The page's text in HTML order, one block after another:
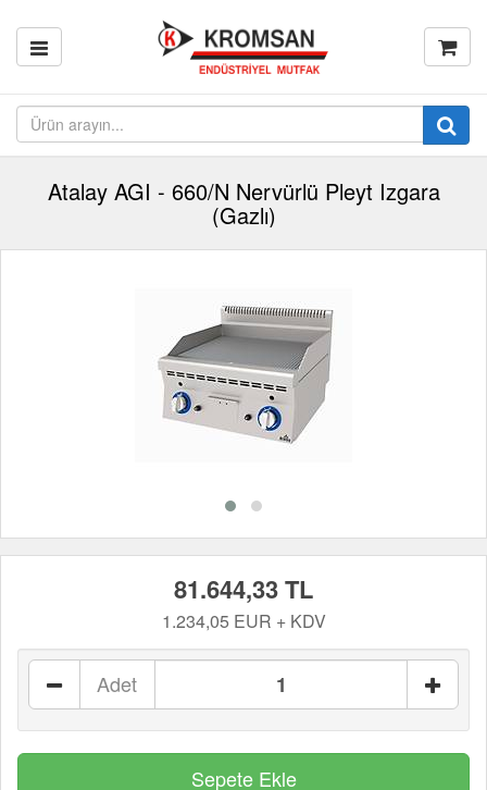
Atalay AGI - 660/N Nervürlü Pleyt Izgara
(Gazlı)
81.644,33 TL
1.234,05 EUR + KDV
Adet